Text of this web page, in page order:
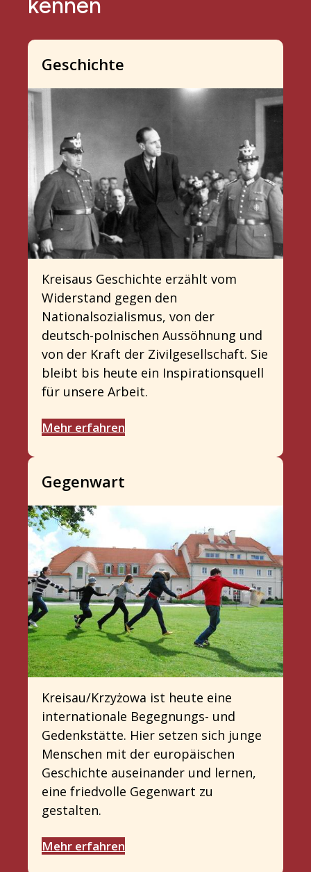
Geschichte
Kreisaus Geschichte erzählt vom
Widerstand gegen den
Nationalsozialismus, von der
deutsch-polnischen Aussöhnung und
von der Kraft der Zivilgesellschaft. Sie
bleibt bis heute ein Inspirationsquell
für unsere Arbeit.
Mehr erfahren
Gegenwart
Kreisau/Krzyżowa ist heute eine
internationale Begegnungs- und
Gedenkstätte. Hier setzen sich junge
Menschen mit der europäischen
Geschichte auseinander und lernen,
eine friedvolle Gegenwart zu
gestalten.
Mehr erfahren